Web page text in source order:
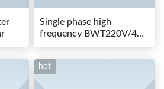
Single phase high
frequency BWT220V/48-
80AS switching power
hot